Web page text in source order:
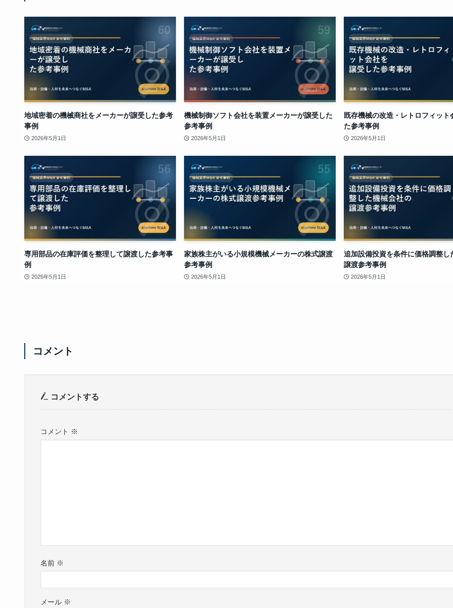
地域密着の機械商社をメーカーが譲受した参考
事例
2026年5月1日
機械制御ソフト会社を装置メーカーが譲受した
参考事例
2026年5月1日
既存機械の改造・レトロフィット
た参考事例
2026年5月1日
専用部品の在庫評価を整理して譲渡した参考事
例
2026年5月1日
家族株主がいる小規模機械メーカーの株式譲渡
参考事例
2026年5月1日
追加設備投資を条件に価格調整し
譲渡参考事例
2026年5月1日
コメント
コメントする
コメント ※
名前 ※
メール ※